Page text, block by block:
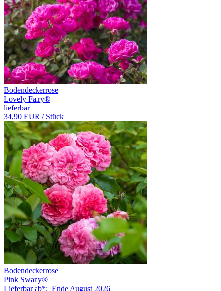
Bodendeckerrose
Lovely Fairy®
lieferbar
34,90 EUR / Stück
Bodendeckerrose
Pink Swany®
Lieferbar ab*: Ende August 2026